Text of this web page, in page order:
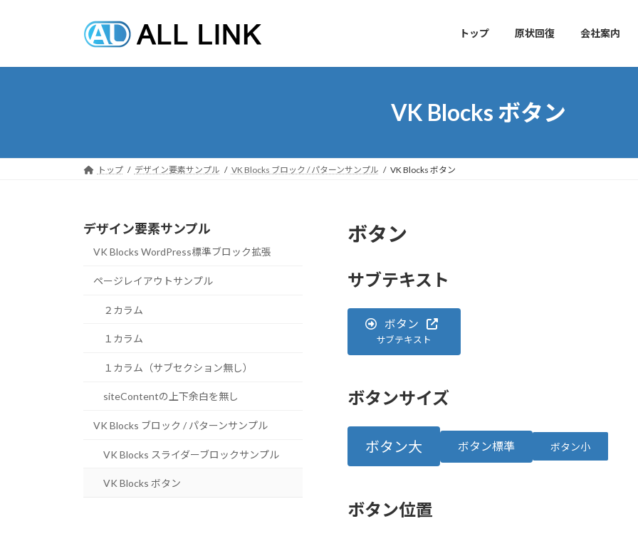
プ
動
トップ 原状回復 会社案内
VK Blocks ボタン
トップ デザイン要素サンプル VK Blocks ブロック / パターンサンプル VK Blocks ボタン
ボタン
サブテキスト
ボタン
サブテキスト
ボタンサイズ
ボタン大 ボタン標準 ボタン小
ボタン位置
デザイン要素サンプル
VK Blocks WordPress標準ブロック拡張
ページレイアウトサンプル
２カラム
１カラム
１カラム（サブセクション無し）
siteContentの上下余白を無し
VK Blocks ブロック / パターンサンプル
VK Blocks スライダーブロックサンプル
VK Blocks ボタン